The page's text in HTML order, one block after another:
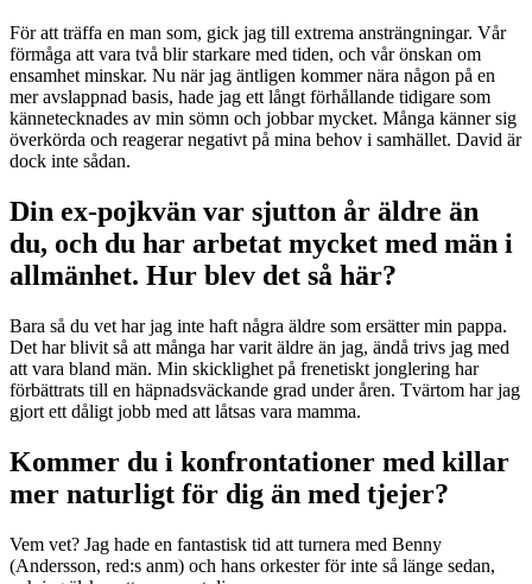
För att träffa en man som, gick jag till extrema ansträngningar. Vår
förmåga att vara två blir starkare med tiden, och vår önskan om
ensamhet minskar. Nu när jag äntligen kommer nära någon på en
mer avslappnad basis, hade jag ett långt förhållande tidigare som
kännetecknades av min sömn och jobbar mycket. Många känner sig
överkörda och reagerar negativt på mina behov i samhället. David är
dock inte sådan.
Din ex-pojkvän var sjutton år äldre än
du, och du har arbetat mycket med män i
allmänhet. Hur blev det så här?
Bara så du vet har jag inte haft några äldre som ersätter min pappa.
Det har blivit så att många har varit äldre än jag, ändå trivs jag med
att vara bland män. Min skicklighet på frenetiskt jonglering har
förbättrats till en häpnadsväckande grad under åren. Tvärtom har jag
gjort ett dåligt jobb med att låtsas vara mamma.
Kommer du i konfrontationer med killar
mer naturligt för dig än med tjejer?
Vem vet? Jag hade en fantastisk tid att turnera med Benny
(Andersson, red:s anm) och hans orkester för inte så länge sedan,